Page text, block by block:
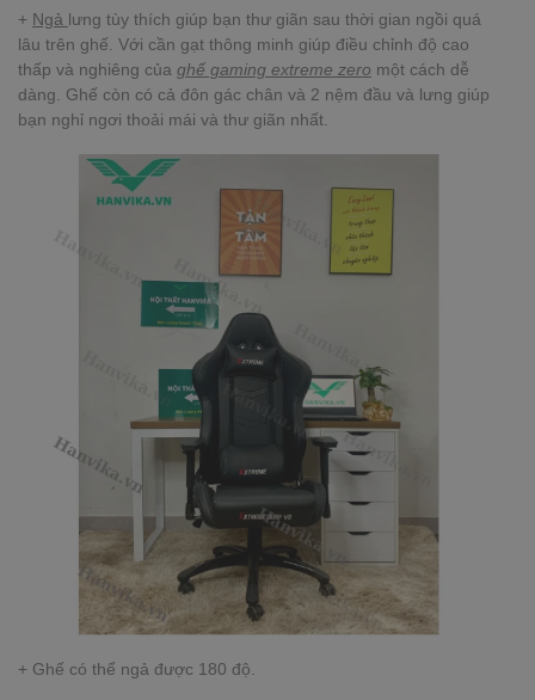
+ Ngả lưng tùy thích giúp bạn thư giãn sau thời gian ngồi quá
lâu trên ghế. Với cần gạt thông minh giúp điều chỉnh độ cao
thấp và nghiêng của ghế gaming extreme zero một cách dễ
dàng. Ghế còn có cả đôn gác chân và 2 nệm đầu và lưng giúp
bạn nghỉ ngơi thoải mái và thư giãn nhất.
+ Ghế có thể ngả được 180 độ.